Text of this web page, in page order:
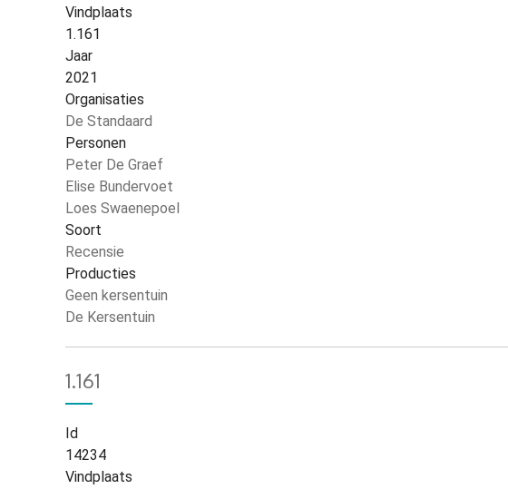
Vindplaats
1.161
Jaar
2021
Organisaties
De Standaard
Personen
Peter De Graef
Elise Bundervoet
Loes Swaenepoel
Soort
Recensie
Producties
Geen kersentuin
De Kersentuin
1.161
Id
14234
Vindplaats